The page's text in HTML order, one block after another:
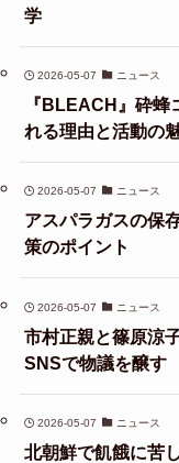
学
2026-05-07 ニュース
『BLEACH』砕蜂
れる理由と活動の
2026-05-07 ニュース
アスパラガスの保
策のポイント
2026-05-07 ニュース
市村正親と篠原涼
SNSで物議を醸す
2026-05-07 ニュース
北朝鮮で飢餓に苦